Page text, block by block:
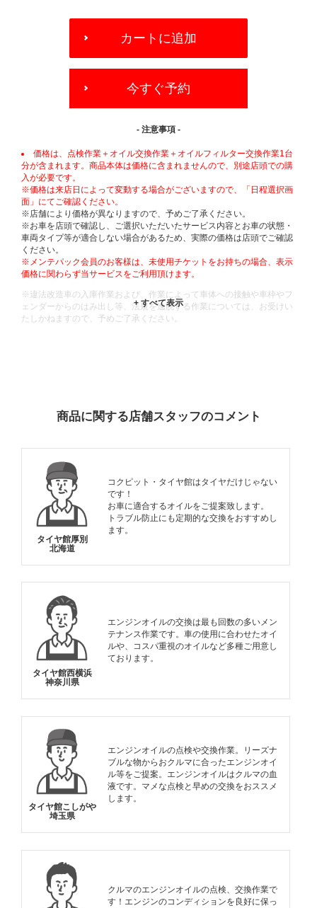
OPTIONS
カートに追加
今すぐ予約
- 注意事項 -
価格は、点検作業＋オイル交換作業＋オイルフィルター交換作業1台
分が含まれます。商品本体は価格に含まれませんので、別途店頭での購
入が必要です。
※価格は来店日によって変動する場合がございますので、「日程選択画
面」にてご確認ください。
※店舗により価格が異なりますので、予めご了承ください。
※お車を店頭で確認し、ご選択いただいたサービス内容とお車の状態・
車両タイプ等が適合しない場合があるため、実際の価格は店頭でご確認
ください。
※メンテパック会員のお客様は、未使用チケットをお持ちの場合、表示
価格に関わらず当サービスをご利用頂けます。
※違法改造車の入庫作業および、作業によって車体への接触や車枠やフ
ェンダーからのはみ出し等、法規を逸脱する作業については、お受けい
たしかねますので、予めご了承ください。
商品に関する店舗スタッフのコメント
タイヤ館厚別
北海道
コクピット・タイヤ館はタイヤだけじゃない
です！
お車に適合するオイルをご提案致します。
トラブル防止にも定期的な交換をおすすめし
ます。
タイヤ館西横浜
神奈川県
エンジンオイルの交換は最も回数の多いメン
テナンス作業です。車の使用に合わせたオイ
ルや、コスパ重視のオイルなど多種ご用意し
ております。
タイヤ館こしがや
埼玉県
エンジンオイルの点検や交換作業。リーズナ
ブルな物からおクルマに合ったエンジンオイ
ル等をご提案。エンジンオイルはクルマの血
液です。マメな点検と早めの交換をおススメ
します。
クルマのエンジンオイルの点検、交換作業で
す！エンジンのコンディションを良好に保っ